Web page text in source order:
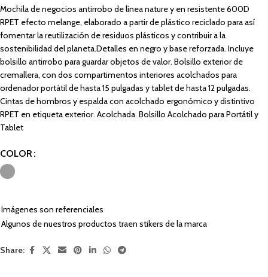
Mochila de negocios antirrobo de línea nature y en resistente 600D
RPET efecto melange, elaborado a partir de plástico reciclado para así
fomentar la reutilización de residuos plásticos y contribuir a la
sostenibilidad del planeta.Detalles en negro y base reforzada. Incluye
bolsillo antirrobo para guardar objetos de valor. Bolsillo exterior de
cremallera, con dos compartimentos interiores acolchados para
ordenador portátil de hasta 15 pulgadas y tablet de hasta 12 pulgadas.
Cintas de hombros y espalda con acolchado ergonómico y distintivo
RPET en etiqueta exterior. Acolchada. Bolsillo Acolchado para Portátil y
Tablet
COLOR
Imágenes son referenciales
Algunos de nuestros productos traen stikers de la marca
Share: